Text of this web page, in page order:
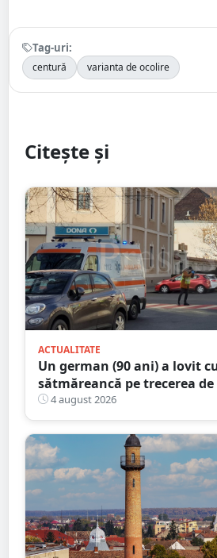
Tag-uri:
centură varianta de ocolire
Citește și
ACTUALITATE
Un german (90 ani) a lovit
sătmăreancă pe trecerea
4 august 2026